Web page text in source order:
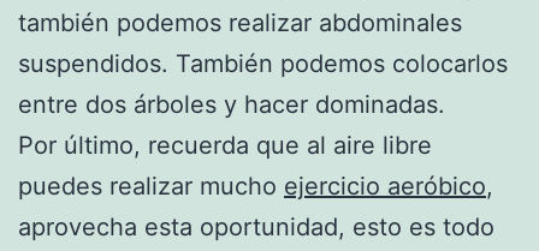
también podemos realizar abdominales
suspendidos. También podemos colocarlos
entre dos árboles y hacer dominadas.
Por último, recuerda que al aire libre
puedes realizar mucho ejercicio aeróbico,
aprovecha esta oportunidad, esto es todo